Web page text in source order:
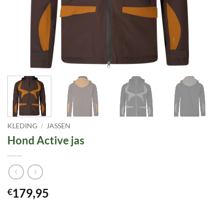
KLEDING / JASSEN
Hond Active jas
€179,95